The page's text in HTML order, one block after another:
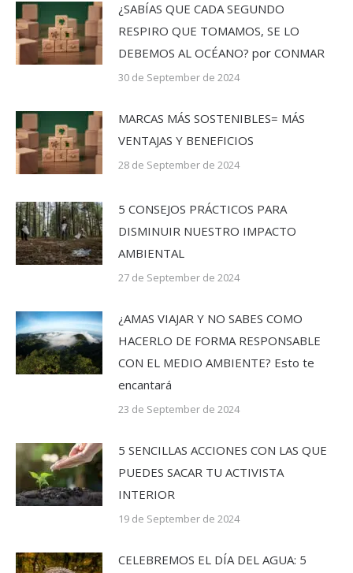
¿SABÍAS QUE CADA SEGUNDO
RESPIRO QUE TOMAMOS, SE LO
DEBEMOS AL OCÉANO? por CONMAR
30 de September de 2024
MARCAS MÁS SOSTENIBLES= MÁS
VENTAJAS Y BENEFICIOS
28 de September de 2024
5 CONSEJOS PRÁCTICOS PARA
DISMINUIR NUESTRO IMPACTO
AMBIENTAL
27 de September de 2024
¿AMAS VIAJAR Y NO SABES COMO
HACERLO DE FORMA RESPONSABLE
CON EL MEDIO AMBIENTE? Esto te
encantará
23 de September de 2024
5 SENCILLAS ACCIONES CON LAS QUE
PUEDES SACAR TU ACTIVISTA
INTERIOR
19 de September de 2024
CELEBREMOS EL DÍA DEL AGUA: 5